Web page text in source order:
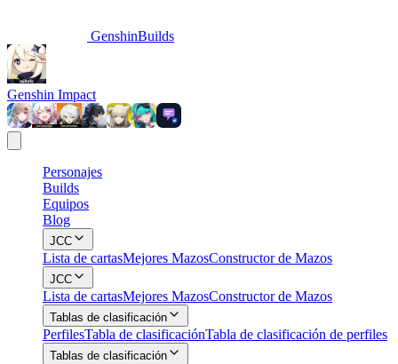
GenshinBuilds
Genshin Impact
Personajes
Builds
Equipos
Blog
JCC
Lista de cartasMejores MazosConstructor de Mazos
JCC
Lista de cartasMejores MazosConstructor de Mazos
Tablas de clasificación
PerfilesTabla de clasificaciónTabla de clasificación de perfiles
Tablas de clasificación